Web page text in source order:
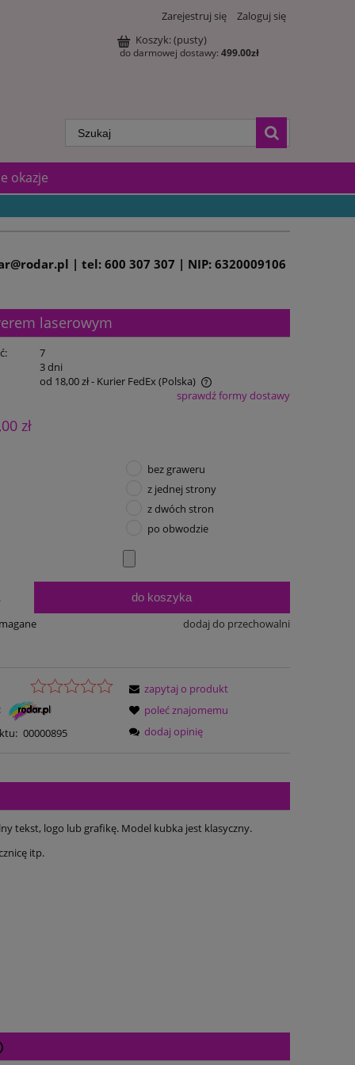
Zarejestruj się
Zaloguj się
Koszyk:(pusty)
do darmowej dostawy: 499.00zł
okazje
| tel: 600 307 307 | NIP: 6320009106
laserowym
7
3 dni
od 18,00 zł- Kurier FedEx (Polska)
sprawdź formy dostawy
zł
bez graweru
z jednej strony
z dwóch stron
po obwodzie
do koszyka
dodaj do przechowalni
00000895
zapytaj o produkt
poleć znajomemu
dodaj opinię
tekst, logo lub grafikę. Model kubka jest klasyczny.
itp.